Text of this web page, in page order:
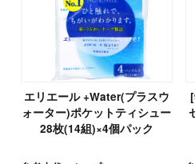
エリエール +Water(プラスウ
ォーター)ポケットティシュー
28枚(14組)×4個パック